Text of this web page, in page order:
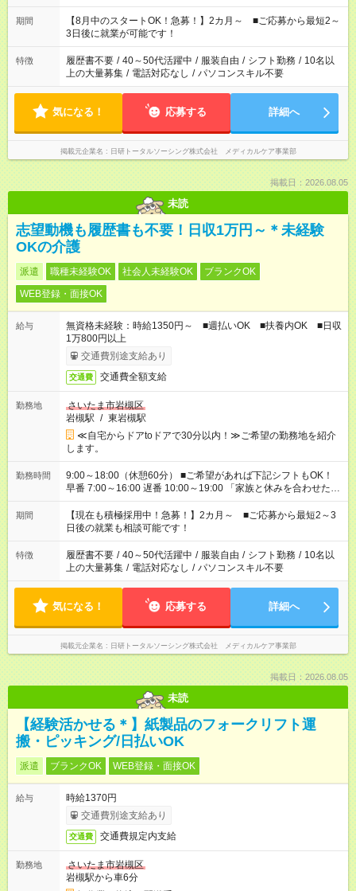
族と休みを合わせたい」 「余裕を持って夕飯の準備がしたい」
「できれば残業はしたくない」 など、ご希望を教えてください
ね。 ※Wワーク希望の方へ 今ご覧のお仕事で希望する勤務時間
と、もう1つのお仕事の勤務時間。 合計で週40時間を超える場
合は応募できません。
期間
【8月中のスタートOK！急募！】2カ月～ ■ご応募から最短2～
3日後に就業が可能です！
特徴 履歴書不要 / 40～50代活躍中 / 服装自由 / シフト勤務 / 10名以
上の大量募集 / 電話対応なし / パソコンスキル不要
気になる！ 応募する 詳細へ
掲載元企業名 日研トータルソーシング株式会社 メディカルケア事業部
掲載日：2026.08.05
未読
志望動機も履歴書も不要！日収1万円～＊未経験
OKの介護
派遣 職種未経験OK 社会人未経験OK
ブランクOK
WEB登録・面接OK
給与
無資格未経験：時給1350円～ ■週払いOK ■扶養内OK ■日収
1万800円以上
交通費別途支給あり
交通費 交通費全額支給
勤務地
さいたま市岩槻区
岩槻駅 / 東岩槻駅
≪自宅からドアtoドアで30分以内！≫ご希望の勤務地を紹介
します。
勤務時間
9:00～18:00（休憩60分） ■ご希望があれば下記シフトもOK！
早番 7:00～16:00 遅番 10:00～19:00 「家族と休みを合わせた
い」 「余裕を持って夕飯の準備がしたい」 「できれば残業はし
たくない」 など、ご希望を教えてくださいね。 ※Wワーク希望
の方へ 今ご覧のお仕事で希望する勤務時間と、もう1つのお仕事
の勤務時間。 合計で週40時間を超える場合は応募できません。
期間
【現在も積極採用中！急募！】2カ月～ ■ご応募から最短2～3
日後の就業も相談可能です！
特徴 履歴書不要 / 40～50代活躍中 / 服装自由 / シフト勤務 / 10名以
上の大量募集 / 電話対応なし / パソコンスキル不要
気になる！ 応募する 詳細へ
掲載元企業名 日研トータルソーシング株式会社 メディカルケア事業部
掲載日：2026.08.05
未読
【経験活かせる＊】紙製品のフォークリフト運
搬・ピッキング/日払いOK
派遣 ブランクOK WEB登録・面接OK
給与
時給1370円
交通費別途支給あり
交通費 交通費規定内支給
勤務地
さいたま市岩槻区
岩槻駅から車6分